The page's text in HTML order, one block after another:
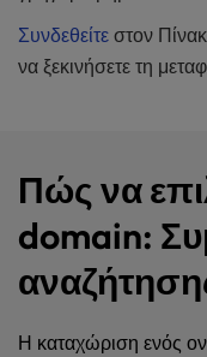
Συνδεθείτε στον
να ξεκινήσετε τη
Πώς να
domain:
Η καταχώριση ενός